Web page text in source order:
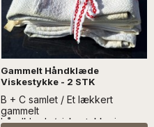
Gammelt Håndklæde
Viskestykke - 2 STK
B + C samlet / Et lækkert
gammelt
håndklæde/viskestykke i